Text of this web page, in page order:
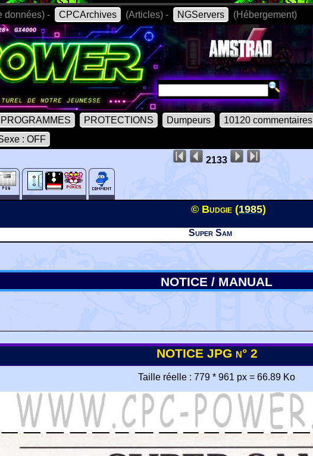
données) - CPCArchives (Articles) - NGServers (Hébergement)
PROTECTIONS Dumpeurs 10120 commentaires
: OFF
2133
© Budgie (1985)
Super Sam
NOTICE / MANUAL
NOTICE JPG n° 2
Taille réelle : 779 * 961 px = 66.89 Ko